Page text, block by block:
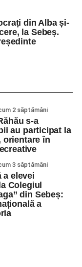
din Alba și-
la Sebeș.
2 săptămâni
s-a
au participat la
orientare în
3 săptămâni
a elevei
Colegiul
din Sebeș:
a